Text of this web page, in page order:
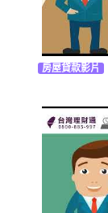
房屋貸款影片